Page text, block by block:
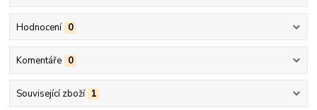
Hodnocení 0
Komentáře 0
Související zboží 1